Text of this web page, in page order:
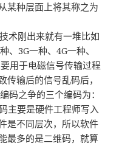
某种层面上将其称之为
术刚出来就有一堆比如
、3G一种、4G一种、
用于电磁信号传输过程
传输后的信号乱码后，
码之争的三个编码为：
主要是硬件工程师写入
是不同层次，所以软件
最多的是二维码，就算